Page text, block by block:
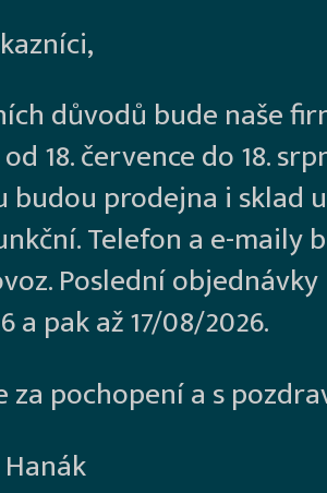
důvodů bude naše
18. července do 18.
prodejna i sklad
Telefon a e-maily
Poslední
a pak až 17/08/2026.
za pochopení a s